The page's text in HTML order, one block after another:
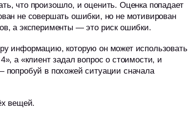
что произошло, и оценить. Оценка попадает
не совершать ошибки, но не мотивирован
а эксперименты — это риск ошибки.
информацию, которую он может использовать
а «клиент задал вопрос о стоимости, и
попробуй в похожей ситуации сначала
вещей.